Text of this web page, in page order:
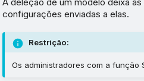
configurações enviadas a elas.
Restrição:
Os administradores com a função